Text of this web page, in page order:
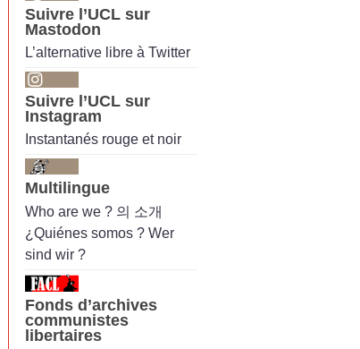
Suivre l’UCL sur
Mastodon
L’alternative libre à Twitter
Suivre l’UCL sur
Instagram
Instantanés rouge et noir
Multilingue
Who are we ? 의 소개
¿Quiénes somos ? Wer
sind wir ?
Fonds d’archives
communistes
libertaires